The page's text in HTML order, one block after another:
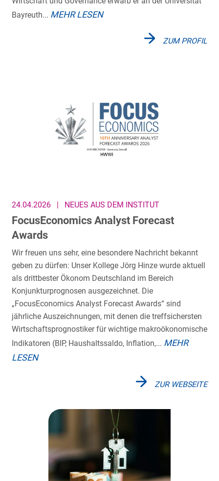
Bayreuth... MEHR LESEN
ZUM PROFIL
24.04.2026 NEUES AUS DEM INSTITUT
FocusEconomics Analyst Forecast
Awards
Wir freuen uns sehr, eine besondere Nachricht bekannt
geben zu dürfen: Unser Kollege Jörg Hinze wurde aktuell
als drittbester Ökonom Deutschland im Bereich
Konjunkturprognosen ausgezeichnet. Die
„FocusEconomics Analyst Forecast Awards“ sind
jährliche Auszeichnungen, mit denen die treffsichersten
Wirtschaftsprognostiker für wichtige makroökonomische
Indikatoren (BIP, Haushaltssaldo, Inflation,... MEHR
LESEN
ZUR WEBSEITE